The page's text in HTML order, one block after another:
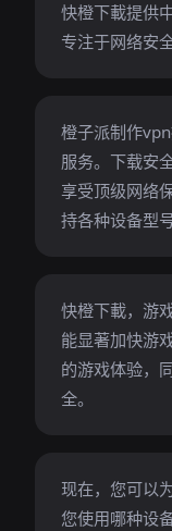
快橙下載提供
专注于网络安
橙子派制作
服务。下载安
享受顶级网络
持各种设备型
快橙下載，游
能显著加快游
的游戏体验，
全。
现在，您可以
您使用哪种设